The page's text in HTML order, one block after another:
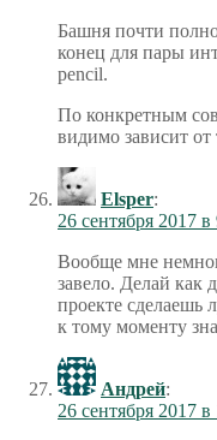
Башня почти
конец для пары
pencil.
По конкретным
видимо зависит от
Elsper:
26 сентября 2017 в
Вообще мне
завело. Делай как
проекте сделаешь
к тому моменту
Андрей:
26 сентября 2017 в